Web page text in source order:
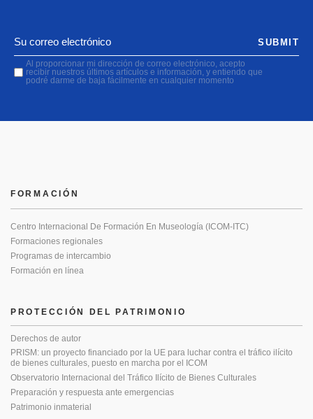
Al proporcionar mi dirección de correo electrónico, acepto
recibir nuestros últimos artículos e información, y entiendo que
podré darme de baja fácilmente en cualquier momento
SUBMIT
PROTECCIÓN DEL PATRIMONIO
Derechos de autor
PRISM: un proyecto financiado por la UE para luchar contra el tráfico ilícito
de bienes culturales, puesto en marcha por el ICOM
Observatorio Internacional del Tráfico Ilícito de Bienes Culturales
Preparación y respuesta ante emergencias
Patrimonio inmaterial
FORMACIÓN
Centro Internacional De Formación En Museología (ICOM-ITC)
Formaciones regionales
Programas de intercambio
Formación en línea